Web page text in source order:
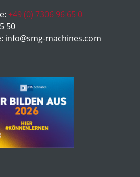
+49 (0) 7306 96 65 0
50
info@smg-machines.com